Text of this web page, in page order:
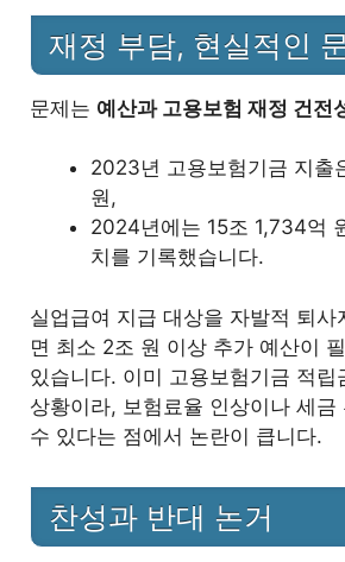
재정 부담, 현실적인
문제는 예산과 고용보험 재정 건전
2023년 고용보험기금 지출
원,
2024년에는 15조 1,734억
치를 기록했습니다.
실업급여 지급 대상을 자발적 퇴사
면 최소 2조 원 이상 추가 예산이
있습니다. 이미 고용보험기금 적립
상황이라, 보험료율 인상이나 세금
수 있다는 점에서 논란이 큽니다.
찬성과 반대 논거